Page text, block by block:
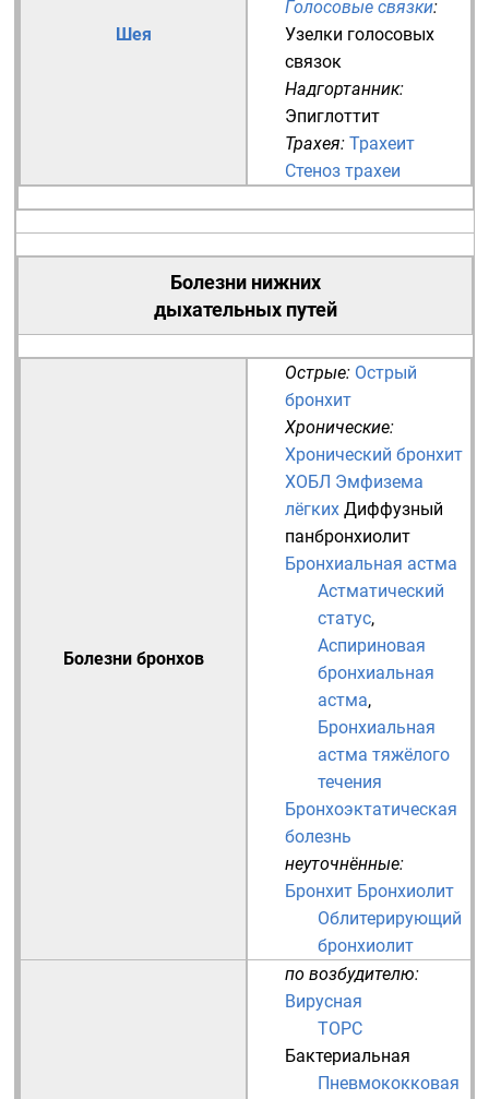
Шея
Голосовые связки:
Узелки голосовых
связок
Надгортанник:
Эпиглоттит
Трахея: Трахеит
Стеноз трахеи
Болезни нижних
дыхательных путей
Болезни бронхов
Острые: Острый
бронхит
Хронические:
Хронический бронхит
ХОБЛ Эмфизема
лёгких Диффузный
панбронхиолит
Бронхиальная астма
Астматический
статус,
Аспириновая
бронхиальная
астма,
Бронхиальная
астма тяжёлого
течения
Бронхоэктатическая
болезнь
неуточнённые:
Бронхит Бронхиолит
Облитерирующий
бронхиолит
по возбудителю:
Вирусная
ТОРС
Бактериальная
Пневмококковая